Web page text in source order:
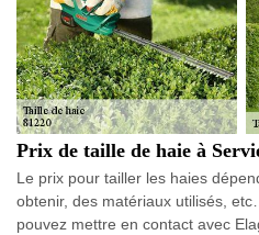
Prix de taille de haie à
Le prix pour tailler les haies
obtenir, des matériaux utilisés,
pouvez mettre en contact avec